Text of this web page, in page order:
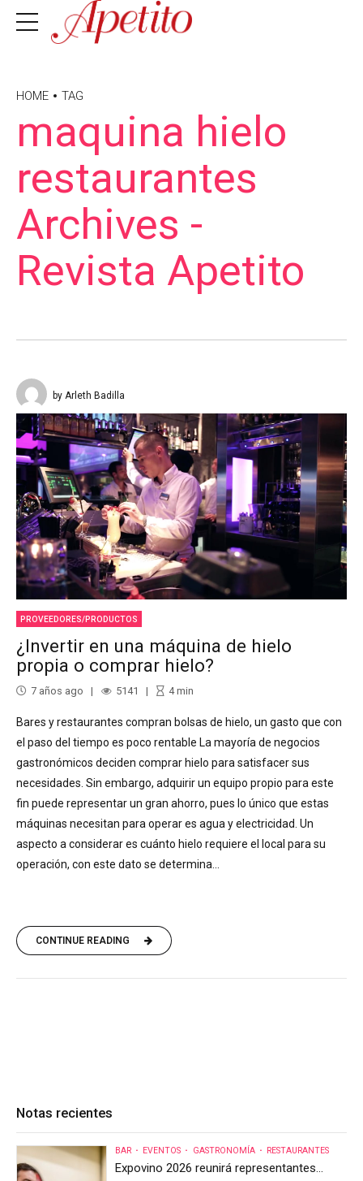
HOME TAG
maquina hielo
restaurantes
Archives -
Revista Apetito
by Arleth Badilla
PROVEEDORES/PRODUCTOS
¿Invertir en una máquina de hielo
propia o comprar hielo?
7 años ago 5141 4min
Bares y restaurantes compran bolsas de hielo, un gasto que con
el paso del tiempo es poco rentable La mayoría de negocios
gastronómicos deciden comprar hielo para satisfacer sus
necesidades. Sin embargo, adquirir un equipo propio para este
fin puede representar un gran ahorro, pues lo único que estas
máquinas necesitan para operar es agua y electricidad. Un
aspecto a considerar es cuánto hielo requiere el local para su
operación, con este dato se determina...
CONTINUE READING
Notas recientes
BAR EVENTOS GASTRONOMÍA RESTAURANTES
Expovino 2026 reunirá representantes